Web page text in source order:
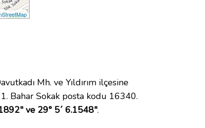
Mh. ve Yıldırım ilçesine
Bahar Sokak posta kodu 16340.
ve 29° 5´ 6.1548".